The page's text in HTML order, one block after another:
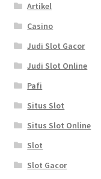
Artikel
Casino
Judi Slot Gacor
Judi Slot Online
Pafi
Situs Slot
Situs Slot Online
Slot
Slot Gacor